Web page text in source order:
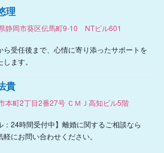
理
静岡市葵区伝馬町9‐10 NTビル601
ら受任後まで、心情に寄り添ったサポートを
ます。
貴
本町2丁目2番27号 ＣＭＪ高知ビル5階
：24時間受付中】離婚に関するご相談なら
軽にお問い合わせください。